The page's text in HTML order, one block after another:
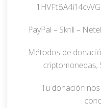
PayPal – Skrill –
Métodos de
criptomonedas,
Tu donación